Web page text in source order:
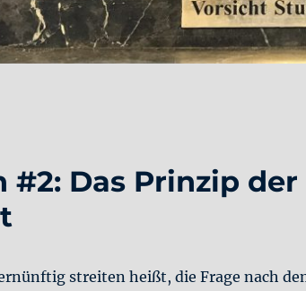
Das Prinzip der
streiten heißt, die Frage nach